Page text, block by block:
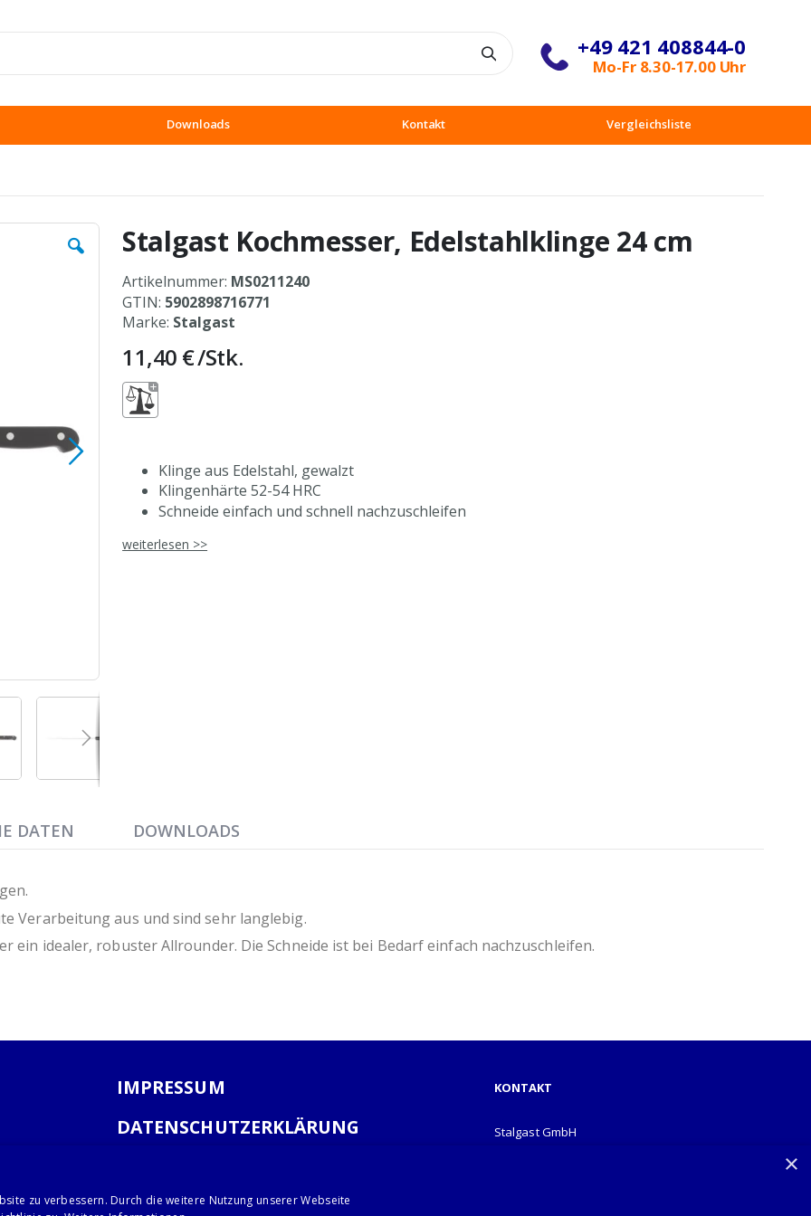
+49 421 408844-0
Mo-Fr 8.30-17.00 Uhr
Downloads Kontakt Vergleichsliste
Stalgast Kochmesser, Edelstahlklinge 24 cm
Artikelnummer: MS0211240
GTIN: 5902898716771
Marke: Stalgast
11,40 €/Stk.
Klinge aus Edelstahl, gewalzt
Klingenhärte 52-54 HRC
Schneide einfach und schnell nachzuschleifen
Beschlag verhindert Schmutzansammlungen
weiterlesen >>
Verarbeitung aus und sind sehr langlebig.
ein idealer, robuster Allrounder. Die Schneide ist bei Bedarf einfach nachzuschleifen.
DATEN DOWNLOADS
IMPRESSUM
DATENSCHUTZERKLÄRUNG
KONTAKT
Stalgast GmbH
×
zu verbessern. Durch die weitere Nutzung unserer Webseite